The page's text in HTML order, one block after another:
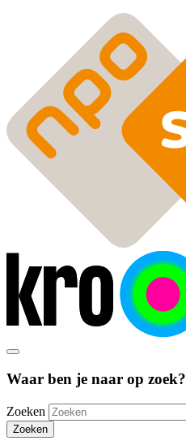
Waar ben je naar op zoek?
Zoeken
Zoeken